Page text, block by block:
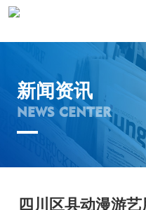
新闻资讯
NEWS CENTER
四川区县动漫游